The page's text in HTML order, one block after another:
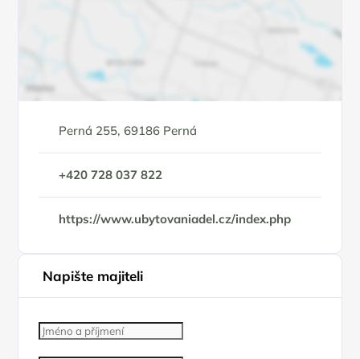
Perná 255, 69186 Perná
+420 728 037 822
https://www.ubytovaniadel.cz/index.php
Napište majiteli